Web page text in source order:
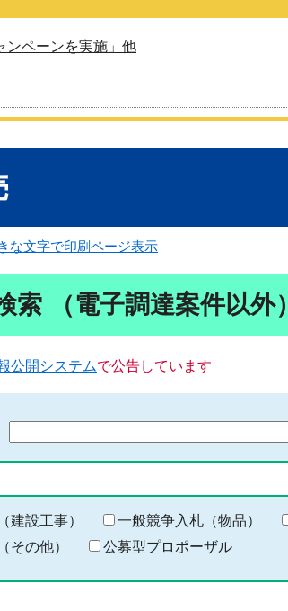
ンペーンを実施」他
な文字で印刷ページ表示
索 （電子調達案件以外）
公開システムで公告しています
る
キ
ー
ー
建設工事） 一般競争入札（物品）
その他）
公募型プロポーザル